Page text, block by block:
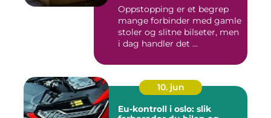
Oppstopping er et begrep
mange forbinder med gamle
stoler og slitne bilseter, men
i dag handler det ...
10. jun
Eu-kontroll i oslo: slik